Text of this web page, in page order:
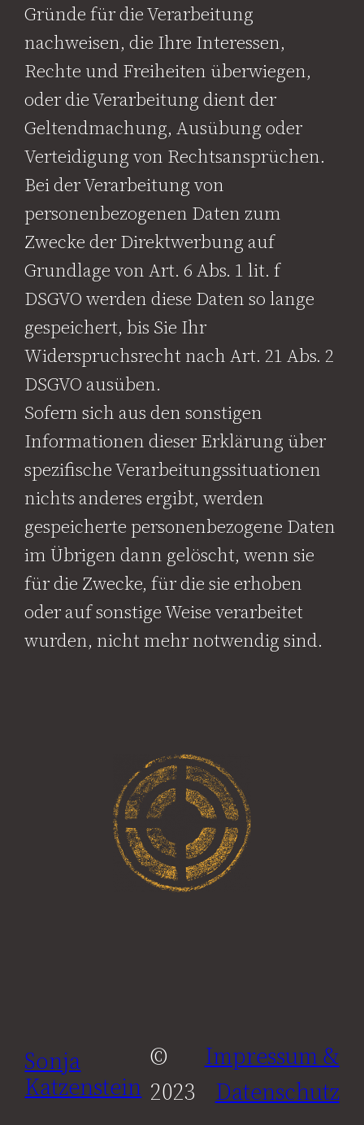
Gründe für die Verarbeitung
nachweisen, die Ihre Interessen,
Rechte und Freiheiten überwiegen,
oder die Verarbeitung dient der
Geltendmachung, Ausübung oder
Verteidigung von Rechtsansprüchen.
Bei der Verarbeitung von
personenbezogenen Daten zum
Zwecke der Direktwerbung auf
Grundlage von Art. 6 Abs. 1 lit. f
DSGVO werden diese Daten so lange
gespeichert, bis Sie Ihr
Widerspruchsrecht nach Art. 21 Abs. 2
DSGVO ausüben.
Sofern sich aus den sonstigen
Informationen dieser Erklärung über
spezifische Verarbeitungssituationen
nichts anderes ergibt, werden
gespeicherte personenbezogene Daten
im Übrigen dann gelöscht, wenn sie
für die Zwecke, für die sie erhoben
oder auf sonstige Weise verarbeitet
wurden, nicht mehr notwendig sind.
Sonja
Katzenstein
©
2023
Impressum &
Datenschutz